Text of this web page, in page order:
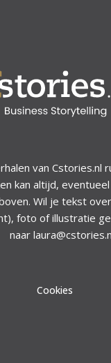
van Cstories.nl
kan altijd,
Wil je tekst
foto of illustratie
naar
Cookies